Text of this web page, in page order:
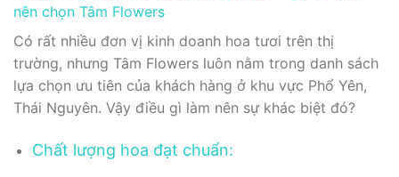
nên chọn Tâm Flowers
Có rất nhiều đơn vị kinh doanh hoa tươi trên thị
trường, nhưng Tâm Flowers luôn nằm trong danh sách
lựa chọn ưu tiên của khách hàng ở khu vực Phổ Yên,
Thái Nguyên. Vậy điều gì làm nên sự khác biệt đó?
Chất lượng hoa đạt chuẩn: